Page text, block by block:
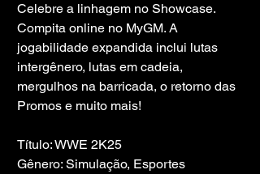
Celebre a linhagem no Showcase.
Compita online no MyGM. A
jogabilidade expandida inclui lutas
intergênero, lutas em cadeia,
mergulhos na barricada, o retorno das
Promos e muito mais!
Título: WWE 2K25
Gênero: Simulação, Esportes